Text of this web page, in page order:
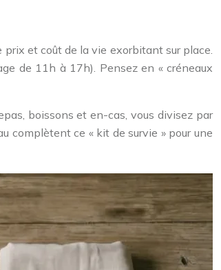
et coût de la vie exorbitant sur place.
de 11h à 17h). Pensez en « créneaux
boissons et en-cas, vous divisez par
complètent ce « kit de survie » pour une